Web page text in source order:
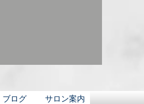
ブログ サロン案内